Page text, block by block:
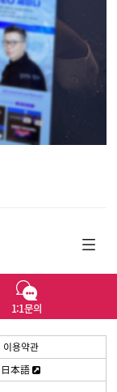
1:1문의
이용약관
日本語